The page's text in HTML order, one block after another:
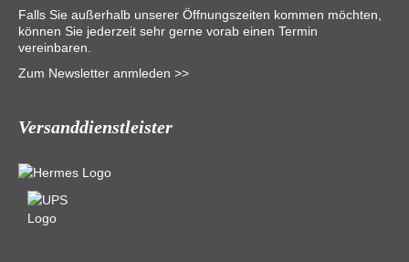
Falls Sie außerhalb unserer Öffnungszeiten kommen möchten,
können Sie jederzeit sehr gerne vorab einen Termin
vereinbaren.
Zum Newsletter anmleden >>
Versanddienstleister